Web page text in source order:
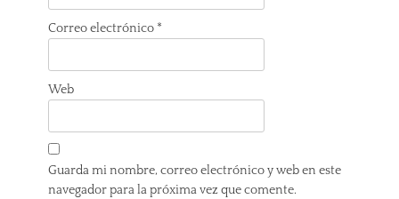
Correo electrónico *
Web
Guarda mi nombre, correo electrónico y web en este
navegador para la próxima vez que comente.